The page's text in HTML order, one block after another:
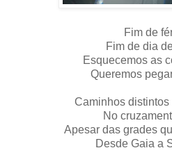
Fim de
Fim de dia
Esquecemos as
Queremos
Caminhos distintos
No
Apesar das grades
Desde Gaia a